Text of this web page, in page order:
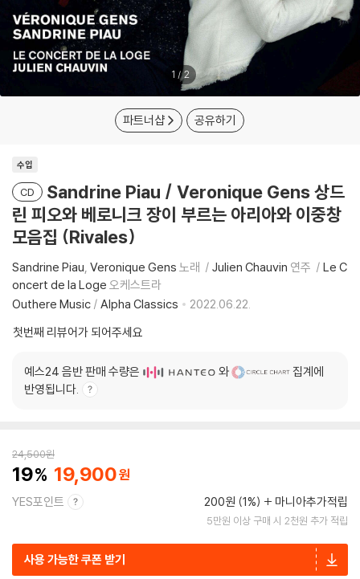
1 /2
파트너샵 공유하기
수입
CD
Sandrine Piau / Veronique Gens 상드
린 피오와 베로니크 장이 부르는 아리아와 이중창
모음집 (Rivales)
Sandrine Piau Veronique Gens 노래 Julien Chauvin 연주
Le C
oncert de la Loge 오케스트라
Outhere Music / Alpha Classics
2022.06.22.
첫번째 리뷰어가 되어주세요
예스24 음반 판매 수량은 와
집계에
반영됩니다.
24,500원
19 19,900
YES포인트 200원 (1%) 마니아추가적립
5만원 이상 구매 시 2천원 추가 적립
사용 가능한 쿠폰 받기